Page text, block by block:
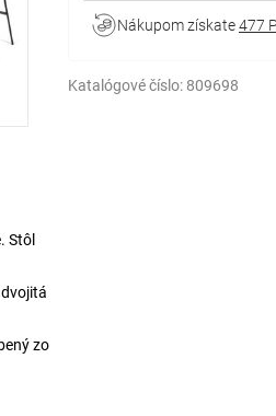
Nákupom získate477
Katalógové číslo: 809698
Stôl
zo